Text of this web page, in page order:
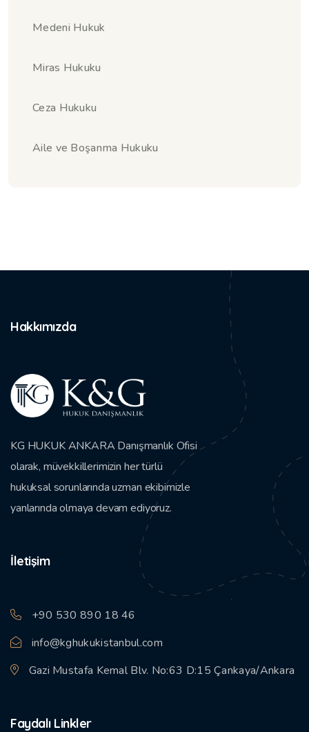
Medeni Hukuk
Miras Hukuku
Ceza Hukuku
Aile ve Boşanma Hukuku
Hakkımızda
KG HUKUK ANKARA Danışmanlık Ofisi
olarak, müvekkillerimizin her türlü
hukuksal sorunlarında uzman ekibimizle
yanlarında olmaya devam ediyoruz.
İletişim
+90 530 890 18 46
info@kghukukistanbul.com
Gazi Mustafa Kemal Blv. No:63 D:15 Çankaya/Ankara
Faydalı Linkler